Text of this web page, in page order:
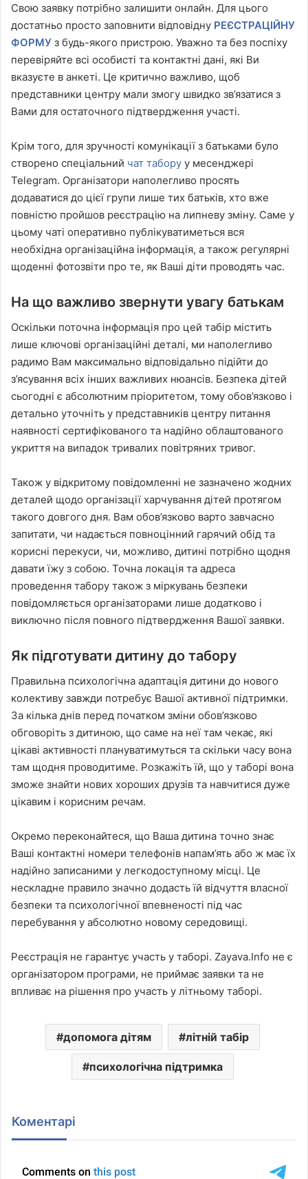
Свою заявку потрібно залишити онлайн. Для цього
достатньо просто заповнити відповідну РЕЄСТРАЦІЙНУ
ФОРМУ з будь-якого пристрою. Уважно та без поспіху
перевіряйте всі особисті та контактні дані, які Ви
вказуєте в анкеті. Це критично важливо, щоб
представники центру мали змогу швидко зв’язатися з
Вами для остаточного підтвердження участі.
Крім того, для зручності комунікації з батьками було
створено спеціальний чат табору у месенджері
Telegram. Організатори наполегливо просять
додаватися до цієї групи лише тих батьків, хто вже
повністю пройшов реєстрацію на липневу зміну. Саме у
цьому чаті оперативно публікуватиметься вся
необхідна організаційна інформація, а також регулярні
щоденні фотозвіти про те, як Ваші діти проводять час.
На що важливо звернути увагу батькам
Оскільки поточна інформація про цей табір містить
лише ключові організаційні деталі, ми наполегливо
радимо Вам максимально відповідально підійти до
з’ясування всіх інших важливих нюансів. Безпека дітей
сьогодні є абсолютним пріоритетом, тому обов’язково і
детально уточніть у представників центру питання
наявності сертифікованого та надійно облаштованого
укриття на випадок тривалих повітряних тривог.
Також у відкритому повідомленні не зазначено жодних
деталей щодо організації харчування дітей протягом
такого довгого дня. Вам обов’язково варто завчасно
запитати, чи надається повноцінний гарячий обід та
корисні перекуси, чи, можливо, дитині потрібно щодня
давати їжу з собою. Точна локація та адреса
проведення табору також з міркувань безпеки
повідомляється організаторами лише додатково і
виключно після повного підтвердження Вашої заявки.
Як підготувати дитину до табору
Правильна психологічна адаптація дитини до нового
колективу завжди потребує Вашої активної підтримки.
За кілька днів перед початком зміни обов’язково
обговоріть з дитиною, що саме на неї там чекає, які
цікаві активності плануватимуться та скільки часу вона
там щодня проводитиме. Розкажіть їй, що у таборі вона
зможе знайти нових хороших друзів та навчитися дуже
цікавим і корисним речам.
Окремо переконайтеся, що Ваша дитина точно знає
Ваші контактні номери телефонів напам’ять або ж має їх
надійно записаними у легкодоступному місці. Це
нескладне правило значно додасть їй відчуття власної
безпеки та психологічної впевненості під час
перебування у абсолютно новому середовищі.
Реєстрація не гарантує участь у таборі. Zayava.Info не є
організатором програми, не приймає заявки та не
впливає на рішення про участь у літньому таборі.
допомога дітям літній табір
психологічна підтримка
Коментарі